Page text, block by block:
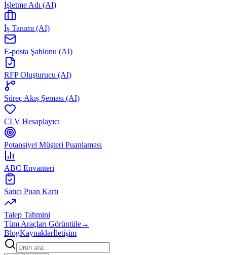
İşletme Adı (AI)
İş Tanımı (AI)
E-posta Şablonu (AI)
RFP Oluşturucu (AI)
Süreç Akış Şeması (AI)
CLV Hesaplayıcı
Potansiyel Müşteri Puanlaması
ABC Envanteri
Satıcı Puan Kartı
Talep Tahmini
Tüm Araçları Görüntüle→
BlogKaynaklarİletişim